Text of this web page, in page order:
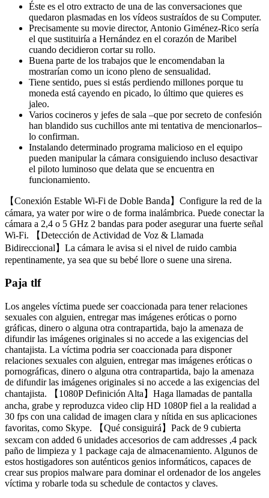
Éste es el otro extracto de una de las conversaciones que
quedaron plasmadas en los vídeos sustraídos de su Computer.
Precisamente su movie director, Antonio Giménez-Rico sería
el que sustituiría a Hernández en el corazón de Maribel
cuando decidieron cortar su rollo.
Buena parte de los trabajos que le encomendaban la
mostrarían como un icono pleno de sensualidad.
Tiene sentido, pues si estás perdiendo millones porque tu
moneda está cayendo en picado, lo último que quieres es
jaleo.
Varios cocineros y jefes de sala –que por secreto de confesión
han blandido sus cuchillos ante mi tentativa de mencionarlos–
lo confirman.
Instalando determinado programa malicioso en el equipo
pueden manipular la cámara consiguiendo incluso desactivar
el piloto luminoso que delata que se encuentra en
funcionamiento.
【Conexión Estable Wi-Fi de Doble Banda】Configure la red de la
cámara, ya water por wire o de forma inalámbrica. Puede conectar la
cámara a 2,4 o 5 GHz 2 bandas para poder asegurar una fuerte señal
Wi-Fi. 【Detección de Actividad de Voz & Llamada
Bidireccional】La cámara le avisa si el nivel de ruido cambia
repentinamente, ya sea que su bebé llore o suene una sirena.
Paja tlf
Los angeles víctima puede ser coaccionada para tener relaciones
sexuales con alguien, entregar mas imágenes eróticas o porno
gráficas, dinero o alguna otra contrapartida, bajo la amenaza de
difundir las imágenes originales si no accede a las exigencias del
chantajista. La víctima podria ser coaccionada para disponer
relaciones sexuales con alguien, entregar mas imágenes eróticas o
pornográficas, dinero o alguna otra contrapartida, bajo la amenaza
de difundir las imágenes originales si no accede a las exigencias del
chantajista. 【1080P Definición Alta】Haga llamadas de pantalla
ancha, grabe y reproduzca video clip HD 1080P fiel a la realidad a
30 fps con una calidad de imagen clara y nítida en sus aplicaciones
favoritas, como Skype. 【Qué consiguirá】Pack de 9 cubierta
sexcam con added 6 unidades accesorios de cam addresses ,4 pack
paño de limpieza y 1 package caja de almacenamiento. Algunos de
estos hostigadores son auténticos genios informáticos, capaces de
crear sus propios malware para dominar el ordenador de los angeles
víctima y robarle toda su schedule de contactos y claves.